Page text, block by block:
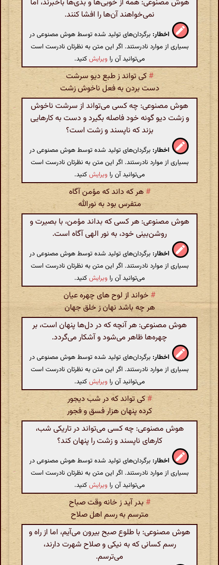
هوش مصنوعی: همه از خوبی‌ها و بدی‌ها باخبرند، اما
نمی‌خواهند آن‌ها را افشا کنند.
اخطار: برگردان‌های تولید شده توسط هوش مصنوعی در
بسیاری از موارد نادرستند. اگر این متن به نظرتان نادرست است
می‌توانید آن را ویرایشکنید.
# کی تواند ز طبع دیو سرشت
دست بردن به فعل ناخوش زشت
هوش مصنوعی: چه کسی می‌تواند از سرشت ناخوش
و زشت دیو گونه خود فاصله بگیرد و دست به کارهایی
بزند که ناپسند و زشت است؟
اخطار: برگردان‌های تولید شده توسط هوش مصنوعی در
بسیاری از موارد نادرستند. اگر این متن به نظرتان نادرست است
می‌توانید آن را ویرایشکنید.
# هر که داند که مؤمن آگاه
متفرس بود به نورالله
هوش مصنوعی: هر کسی که بداند مؤمن، با بصیرت و
روشن‌بینی خود، به نور الهی آگاه است.
اخطار: برگردان‌های تولید شده توسط هوش مصنوعی در
بسیاری از موارد نادرستند. اگر این متن به نظرتان نادرست است
می‌توانید آن را ویرایشکنید.
# خواند از لوح های چهره عیان
هر چه باشد نهان ز خلق جهان
هوش مصنوعی: هر آنچه که در دل‌ها پنهان است، بر
چهره‌ها ظاهر می‌شود و آشکار می‌گردد.
اخطار: برگردان‌های تولید شده توسط هوش مصنوعی در
بسیاری از موارد نادرستند. اگر این متن به نظرتان نادرست است
می‌توانید آن را ویرایشکنید.
# کی تواند که در شب دیجور
کرده پنهان هزار فسق و فجور
هوش مصنوعی: چه کسی می‌تواند در تاریکی شب،
کارهای ناپسند و زشت را پنهان کند؟
اخطار: برگردان‌های تولید شده توسط هوش مصنوعی در
بسیاری از موارد نادرستند. اگر این متن به نظرتان نادرست است
می‌توانید آن را ویرایشکنید.
# بدر آید ز خانه وقت صباح
مترسم به رسم اهل صلاح
هوش مصنوعی: با طلوع صبح بیرون می‌آیم، اما از راه و
رسم کسانی که به نیکی و صلاح شهرت دارند،
می‌ترسم.